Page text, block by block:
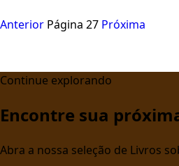
Anterior Página 27 Próxima
Continue explorando
Encontre sua
Abra a nossa seleção de Livros